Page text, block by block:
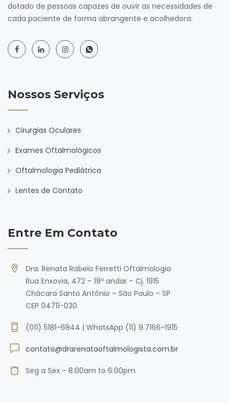
dotado de pessoas capazes de ouvir as necessidades de
cada paciente de forma abrangente e acolhedora.
Nossos Serviços
Cirurgias Oculares
Exames Oftalmológicos
Oftalmologia Pediátrica
Lentes de Contato
Entre Em Contato
Dra. Renata Rabelo Ferretti Oftalmologia
Rua Enxovia, 472 – 19º andar – Cj. 1915
Chácara Santo Antônio – São Paulo – SP
CEP 04711-030
(011) 5181-6944 | WhatsApp (11) 9.7166-1915
contato@drarenataoftalmologista.com.br
Seg a Sex - 8:00am to 6:00pm